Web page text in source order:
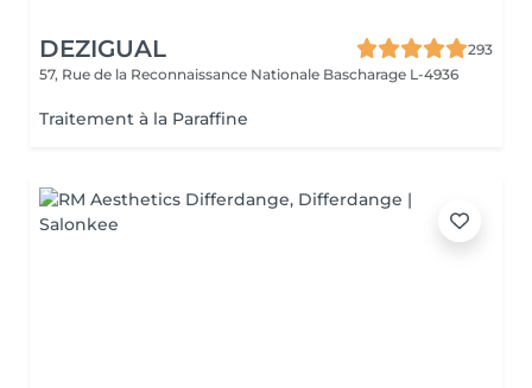
DEZIGUAL
293
57, Rue de la Reconnaissance Nationale Bascharage L-4936
Traitement à la Paraffine